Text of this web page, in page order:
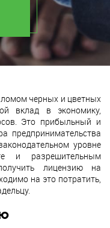
ломом черных и цветных
вклад в экономику,
Это прибыльный и
предпринимательства
уровне
и разрешительным
лицензию на
на это потратить,